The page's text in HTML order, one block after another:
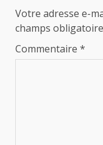
Votre adresse e-
champs
Commentaire *